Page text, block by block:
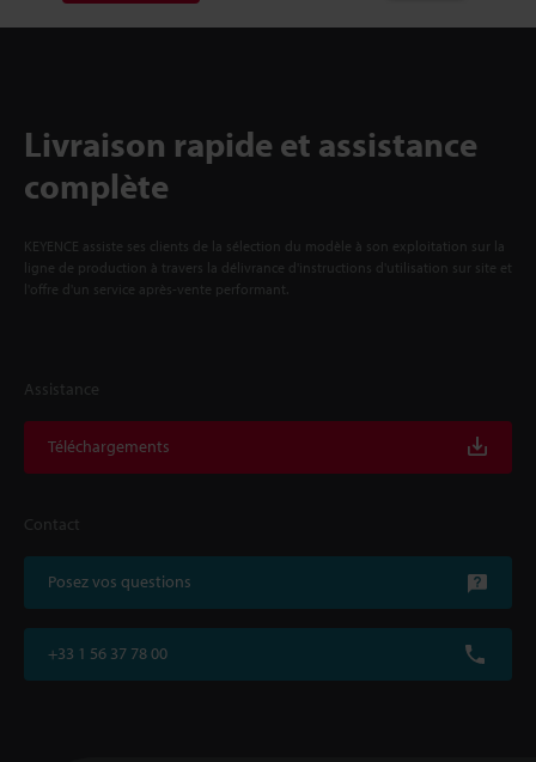
Livraison rapide et assistance
complète
KEYENCE assiste ses clients de la sélection du modèle à son exploitation sur la
ligne de production à travers la délivrance d'instructions d'utilisation sur site et
l'offre d'un service après-vente performant.
Assistance
Téléchargements
Contact
Posez vos questions
+33 1 56 37 78 00